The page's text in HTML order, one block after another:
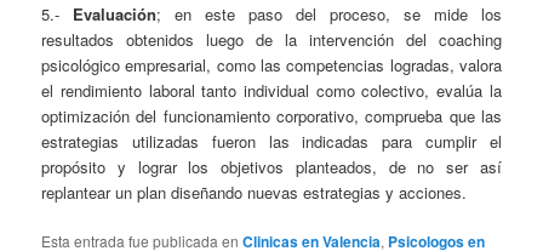
5.- Evaluación; en este paso del proceso, se mide los
resultados obtenidos luego de la intervención del coaching
psicológico empresarial, como las competencias logradas, valora
el rendimiento laboral tanto individual como colectivo, evalúa la
optimización del funcionamiento corporativo, comprueba que las
estrategias utilizadas fueron las indicadas para cumplir el
propósito y lograr los objetivos planteados, de no ser así
replantear un plan diseñando nuevas estrategias y acciones.
Esta entrada fue publicada enClinicas en Valencia, Psicologos en